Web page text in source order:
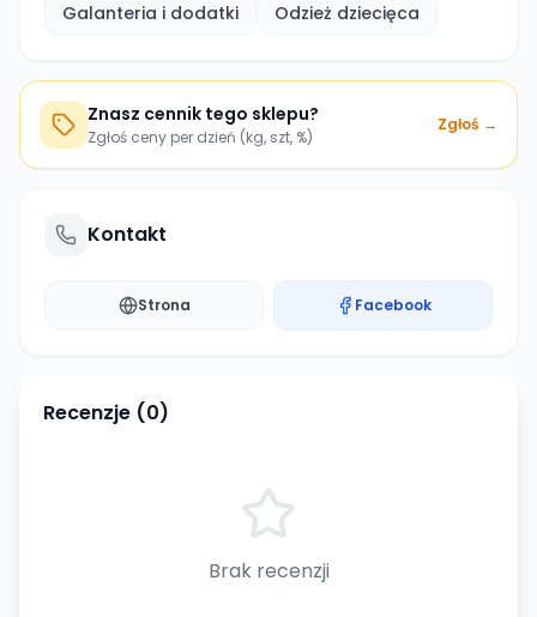
Galanteria i dodatki
Odzież dziecięca
Znasz cennik tego sklepu?
Zgłoś ceny per dzień (kg, szt, %)
Zgłoś →
Kontakt
Strona Facebook
Recenzje (0)
Brak recenzji